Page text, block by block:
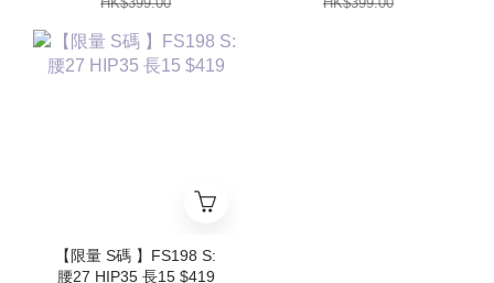
【限量 S碼 】FS198 S:
腰27 HIP35 長15 $419